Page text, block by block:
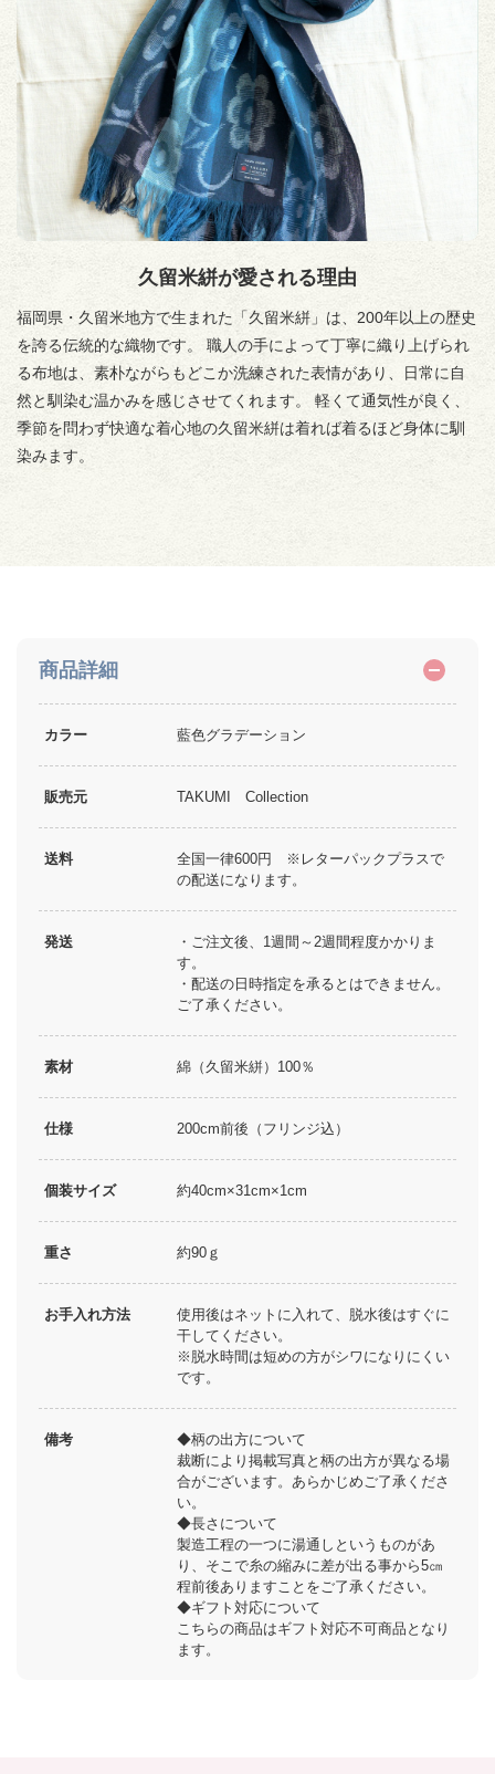
商品詳細
カラー 藍色グラデーション
販売元 TAKUMI Collection
送料
全国一律600円 ※レターパックプラスで
の配送になります。
発送
・ご注文後、1週間～2週間程度かかりま
す。
・配送の日時指定を承るとはできません。
ご了承ください。
素材 綿（久留米絣）100％
仕様 200cm前後（フリンジ込）
個装サイズ 約40cm×31cm×1cm
重さ 約90ｇ
お手入れ方法
使用後はネットに入れて、脱水後はすぐに
干してください。
※脱水時間は短めの方がシワになりにくい
です。
備考
◆柄の出方について
裁断により掲載写真と柄の出方が異なる場
合がございます。あらかじめご了承くださ
い。
◆長さについて
製造工程の一つに湯通しというものがあ
り、そこで糸の縮みに差が出る事から5㎝
程前後ありますことをご了承ください。
◆ギフト対応について
こちらの商品はギフト対応不可商品となり
ます。
久留米絣が愛される理由
福岡県・久留米地方で生まれた「久留米絣」は、200年以上の歴史
を誇る伝統的な織物です。 職人の手によって丁寧に織り上げられ
る布地は、素朴ながらもどこか洗練された表情があり、日常に自
然と馴染む温かみを感じさせてくれます。 軽くて通気性が良く、
季節を問わず快適な着心地の久留米絣は着れば着るほど身体に馴
染みます。